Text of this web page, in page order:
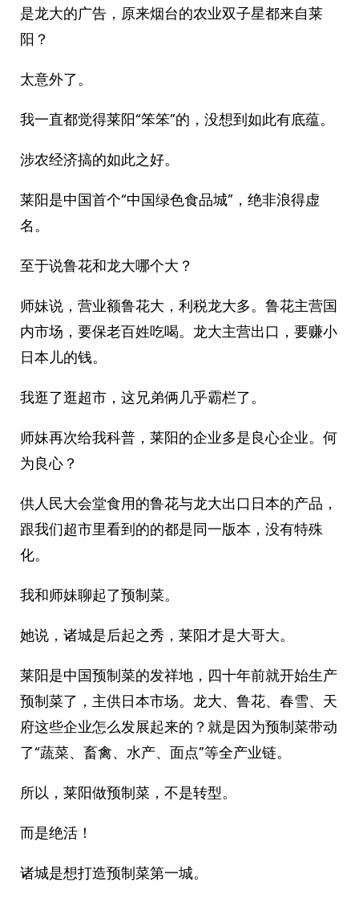
是龙大的广告，原来烟台的农业双子星都来自莱
阳？
太意外了。
我一直都觉得莱阳“笨笨”的，没想到如此有底蕴。
涉农经济搞的如此之好。
莱阳是中国首个“中国绿色食品城”，绝非浪得虚
名。
至于说鲁花和龙大哪个大？
师妹说，营业额鲁花大，利税龙大多。鲁花主营国
内市场，要保老百姓吃喝。龙大主营出口，要赚小
日本儿的钱。
我逛了逛超市，这兄弟俩几乎霸栏了。
师妹再次给我科普，莱阳的企业多是良心企业。何
为良心？
供人民大会堂食用的鲁花与龙大出口日本的产品，
跟我们超市里看到的的都是同一版本，没有特殊
化。
我和师妹聊起了预制菜。
她说，诸城是后起之秀，莱阳才是大哥大。
莱阳是中国预制菜的发祥地，四十年前就开始生产
预制菜了，主供日本市场。龙大、鲁花、春雪、天
府这些企业怎么发展起来的？就是因为预制菜带动
了“蔬菜、畜禽、水产、面点”等全产业链。
所以，莱阳做预制菜，不是转型。
而是绝活！
诸城是想打造预制菜第一城。